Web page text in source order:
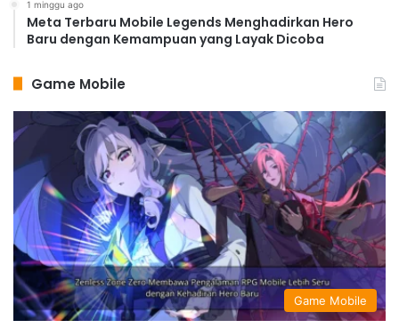
1 minggu ago
Meta Terbaru Mobile Legends Menghadirkan Hero
Baru dengan Kemampuan yang Layak Dicoba
Game Mobile
Game Mobile